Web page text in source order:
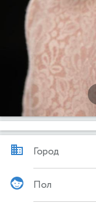
Город
Пол